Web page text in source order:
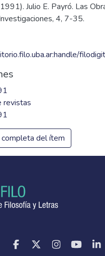
Julio E. Payró. Las
4, 7-35.
revistas
completa del ítem